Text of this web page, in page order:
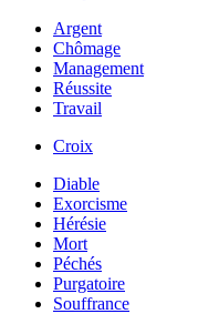
Argent
Chômage
Management
Réussite
Travail
Croix
Diable
Exorcisme
Hérésie
Mort
Péchés
Purgatoire
Souffrance